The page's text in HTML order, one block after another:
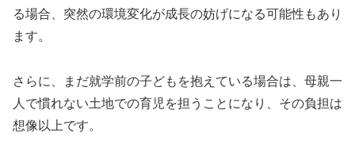
る場合、突然の環境変化が成長の妨げになる可能性もあり
ます。
さらに、まだ就学前の子どもを抱えている場合は、母親一
人で慣れない土地での育児を担うことになり、その負担は
想像以上です。